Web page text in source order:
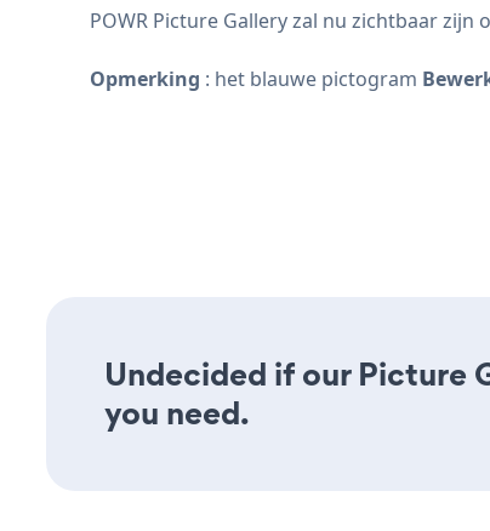
POWR Picture Gallery zal nu zichtbaar zijn
Opmerking : het blauwe pictogram
Undecided if our Picture
you need.